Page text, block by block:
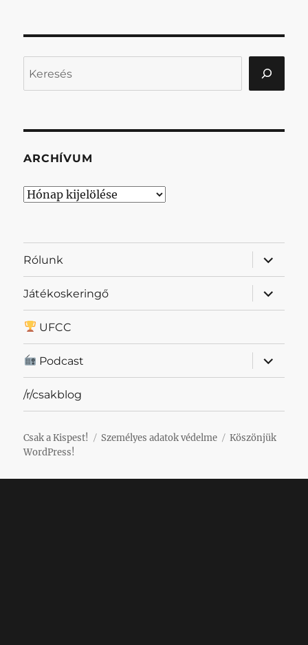
ARCHÍVUM
Archívum
Rólunk
almenü
Játékoskeringő
almenü
UFCC
Podcast
almenü
/r/csakblog
Csak a Kispest! Személyes adatok védelme
Köszönjük
WordPress!